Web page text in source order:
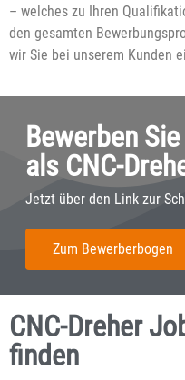
– welches zu Ihren
den gesamten
wir Sie bei unserem Kunden
Bewerben
als CNC-
Jetzt über den Link zur
Zum Bewerberbogen
CNC-Dreher
finden